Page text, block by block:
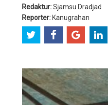
Redaktur:Sjamsu Dradjad
Reporter: Kanugrahan